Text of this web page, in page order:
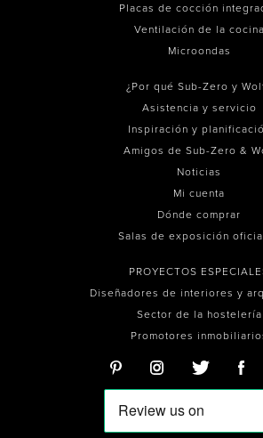
Placas de cocción
Ventilación de la cocina
Microondas
¿Por qué Sub-Zero y
Asistencia y servicio
Inspiración y
Amigos de Sub-Zero &
Noticias
Mi cuenta
Dónde comprar
Salas de exposición
PROYECTOS
Diseñadores de interiores y
Sector de la hostelería
Promotores